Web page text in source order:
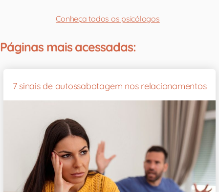
Conheça todos os psicólogos
Páginas mais acessadas:
7 sinais de autossabotagem nos relacionamentos